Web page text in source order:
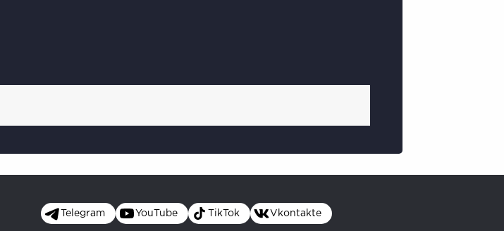
Telegram YouTube TikTok Vkontakte